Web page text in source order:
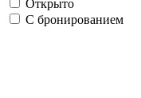
Открыто
С бронированием